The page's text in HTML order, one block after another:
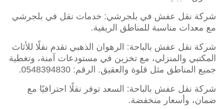
شركة نقل عفش في بلجرشي: خدمات نقل في بلجرشي
مع معدات مناسبة للمناطق الريفية.
شركة نقل عفش بالباحة: الرهوان الذهبي تقدم نقلًا للأثاث
المكتبي والمنزلي، مع تخزين في مستودعات آمنة، وتغطية
جميع المناطق مثل قلوة والعقيق. الرقم: 0548394830.
شركة نقل عفش بالباحة: السعد توفر نقلًا احترافيًا مع
ضمان، وأسعار منخفضة.